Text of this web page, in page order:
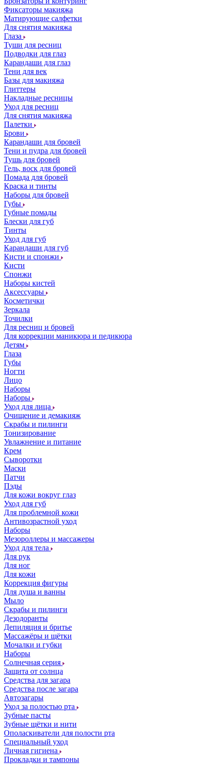
Фиксаторы макияжа
Матирующие салфетки
Для снятия макияжа
Глаза
Туши для ресниц
Подводки для глаз
Карандаши для глаз
Тени для век
Базы для макияжа
Глиттеры
Накладные ресницы
Уход для ресниц
Для снятия макияжа
Палетки
Брови
Карандаши для бровей
Тени и пудра для бровей
Тушь для бровей
Гель, воск для бровей
Помада для бровей
Краска и тинты
Наборы для бровей
Губы
Губные помады
Блески для губ
Тинты
Уход для губ
Карандаши для губ
Кисти и спонжи
Кисти
Спонжи
Наборы кистей
Аксессуары
Косметички
Зеркала
Точилки
Для ресниц и бровей
Для коррекции маникюра и педикюра
Детям
Глаза
Губы
Ногти
Лицо
Наборы
Наборы
Уход для лица
Очищение и демакияж
Скрабы и пилинги
Тонизирование
Увлажнение и питание
Крем
Сыворотки
Маски
Патчи
Пэды
Для кожи вокруг глаз
Уход для губ
Для проблемной кожи
Антивозрастной уход
Наборы
Мезороллеры и массажеры
Уход для тела
Для рук
Для ног
Для кожи
Коррекция фигуры
Для душа и ванны
Мыло
Скрабы и пилинги
Дезодоранты
Депиляция и бритье
Массажёры и щётки
Мочалки и губки
Наборы
Солнечная серия
Защита от солнца
Средства для загара
Средства после загара
Автозагары
Уход за полостью рта
Зубные пасты
Зубные щётки и нити
Ополаскиватели для полости рта
Специальный уход
Личная гигиена
Прокладки и тампоны